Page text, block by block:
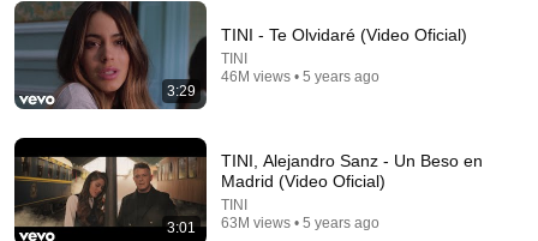
TINI, L-Gante - Bar (Video Oficial)
323M views
3:29
TINI - Te Olvidaré (Video Oficial)
TINI
46M views • 5 years ago
3:01
TINI, Alejandro Sanz - Un Beso en
Madrid (Video Oficial)
TINI
63M views • 5 years ago